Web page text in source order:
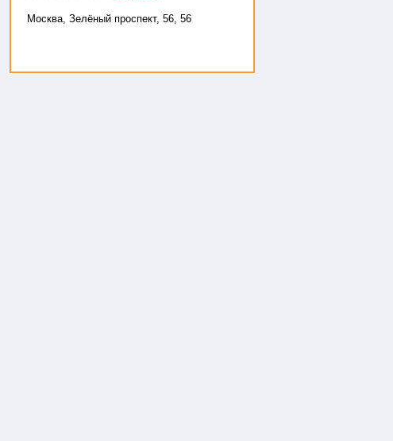
Москва, Зелёный проспект, 56, 56